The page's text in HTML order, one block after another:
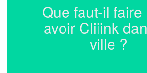
Que faut-il faire
avoir Cliiink
ville ?